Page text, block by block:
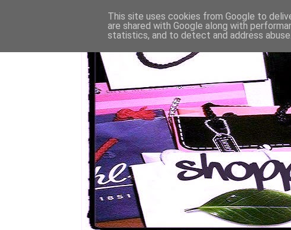
This site uses cookies from Google to
are shared with Google along with
statistics, and to detect and address abuse.